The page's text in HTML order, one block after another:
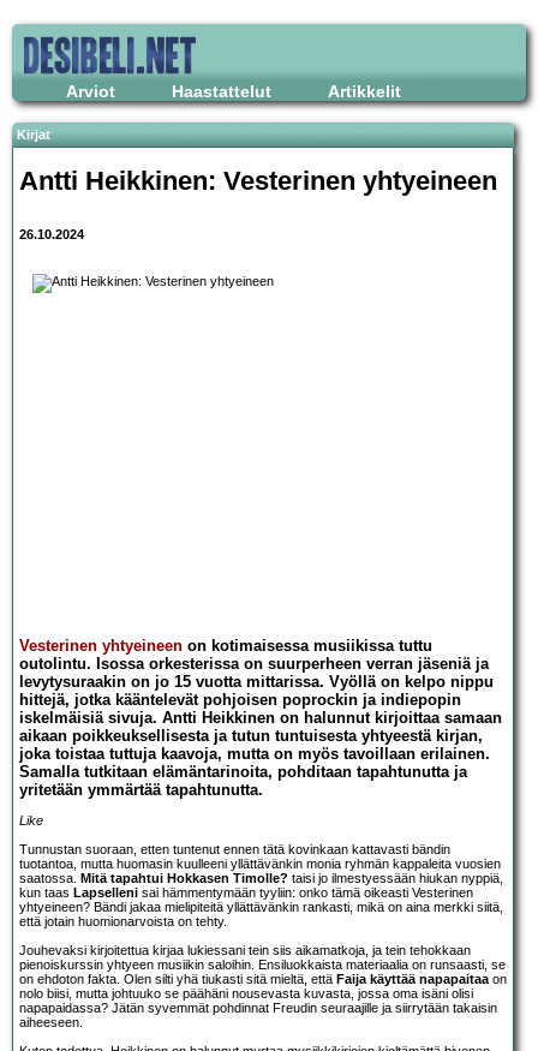
Arviot Haastattelut Artikkelit
Kirjat
Antti Heikkinen: Vesterinen yhtyeineen
26.10.2024
Vesterinen yhtyeineen on kotimaisessa musiikissa tuttu
outolintu. Isossa orkesterissa on suurperheen verran jäseniä ja
levytysuraakin on jo 15 vuotta mittarissa. Vyöllä on kelpo nippu
hittejä, jotka kääntelevät pohjoisen poprockin ja indiepopin
iskelmäisiä sivuja. Antti Heikkinen on halunnut kirjoittaa samaan
aikaan poikkeuksellisesta ja tutun tuntuisesta yhtyeestä kirjan,
joka toistaa tuttuja kaavoja, mutta on myös tavoillaan erilainen.
Samalla tutkitaan elämäntarinoita, pohditaan tapahtunutta ja
yritetään ymmärtää tapahtunutta.
Like
Tunnustan suoraan, etten tuntenut ennen tätä kovinkaan kattavasti bändin
tuotantoa, mutta huomasin kuulleeni yllättävänkin monia ryhmän kappaleita vuosien
saatossa. Mitä tapahtui Hokkasen Timolle? taisi jo ilmestyessään hiukan nyppiä,
kun taas Lapselleni sai hämmentymään tyyliin: onko tämä oikeasti Vesterinen
yhtyeineen? Bändi jakaa mielipiteitä yllättävänkin rankasti, mikä on aina merkki siitä,
että jotain huomionarvoista on tehty.
Jouhevaksi kirjoitettua kirjaa lukiessani tein siis aikamatkoja, ja tein tehokkaan
pienoiskurssin yhtyeen musiikin saloihin. Ensiluokkaista materiaalia on runsaasti, se
on ehdoton fakta. Olen silti yhä tiukasti sitä mieltä, että Faija käyttää napapaitaaon
nolo biisi, mutta johtuuko se päähäni nousevasta kuvasta, jossa oma isäni olisi
napapaidassa? Jätän syvemmät pohdinnat Freudin seuraajille ja siirrytään takaisin
aiheeseen.